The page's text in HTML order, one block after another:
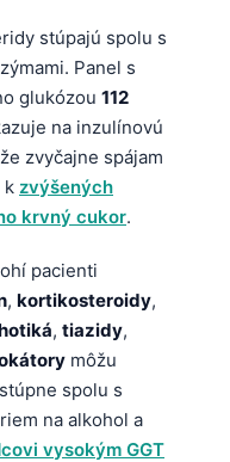
stúpajú spolu s
Panel s
glukózou 112
na inzulínovú
zvyčajne spájam
k zvýšených
krvný cukor.
pacienti
, kortikosteroidy,
, tiazidy,
môžu
spolu s
na alkohol a
vysokým GGT